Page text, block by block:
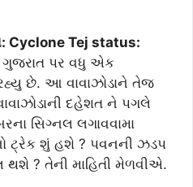
Cyclone Tej status:
ગુજરાત પર વધુ એક
રહ્યુ છે. આ વાવાઝોડાને તેજ
દહેશત ને પગલે
સિગ્નલ લગાવવામા
ટ્રેક શું હશે ? પવનની ઝડપ
થશે ? તેની માહિતી મેળવીએ.